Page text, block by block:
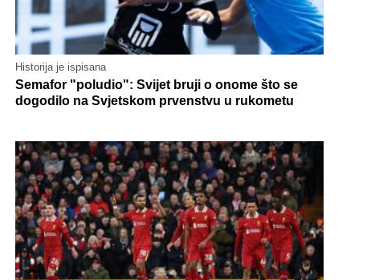
Historija je ispisana
Semafor "poludio": Svijet bruji o onome što se
dogodilo na Svjetskom prvenstvu u rukometu